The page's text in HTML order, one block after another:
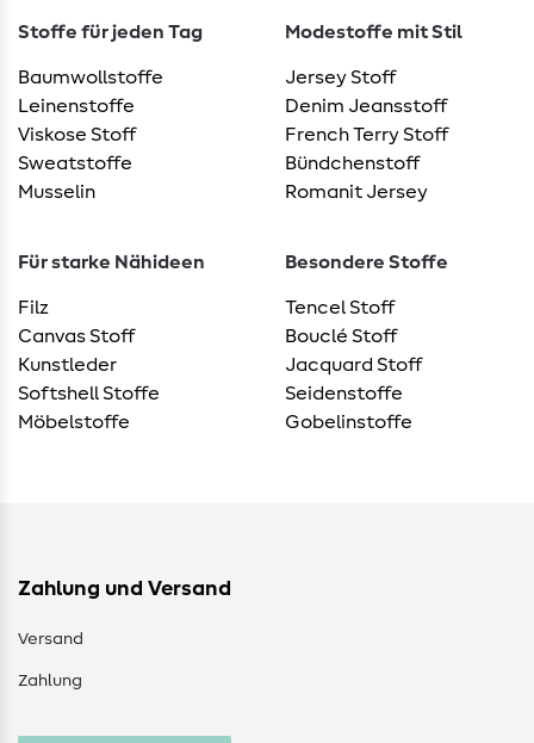
Stoffe für jeden Tag
Baumwollstoffe
Leinenstoffe
Viskose Stoff
Sweatstoffe
Musselin
Modestoffe mit Stil
Jersey Stoff
Denim Jeansstoff
French Terry Stoff
Bündchenstoff
Romanit Jersey
Für starke Nähideen
Filz
Canvas Stoff
Kunstleder
Softshell Stoffe
Möbelstoffe
Besondere Stoffe
Tencel Stoff
Bouclé Stoff
Jacquard Stoff
Seidenstoffe
Gobelinstoffe
Zahlung und Versand
Versand
Zahlung